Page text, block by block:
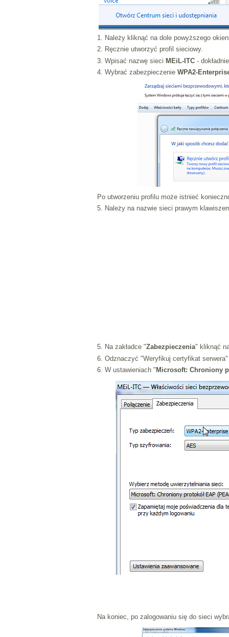
1. Należy kliknąć na dole powyższego
2. Ręcznie utworzyć profil sieciowy.
3. Wpisać nazwę sieci MEiL-ITC-
4. Wybrać zabezpieczenie WPA2-
Po utworzeniu profilu może istnieć
5. Należy na nazwie sieci prawym
5. Na zakładce "Zabezpieczenia" kliknąć
6. Odznaczyć "Weryfikuj certyfikat serwera"
6. W ustawieniach " Microsoft: Chroniony
Na koniec, po zalogowaniu się do sieci